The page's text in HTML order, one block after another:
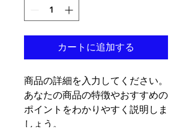
カートに追加する
商品の詳細を入力してください。
あなたの商品の特徴やおすすめの
ポイントをわかりやすく説明しま
しょう。